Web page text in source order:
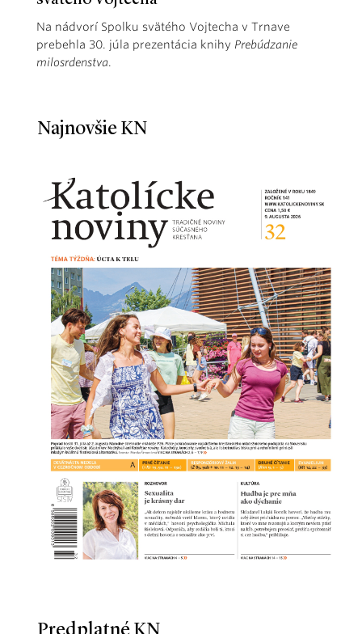
Na nádvorí Spolku svätého Vojtecha v Trnave
prebehla 30. júla prezentácia knihy Prebúdzanie
milosrdenstva.
Najnovšie KN